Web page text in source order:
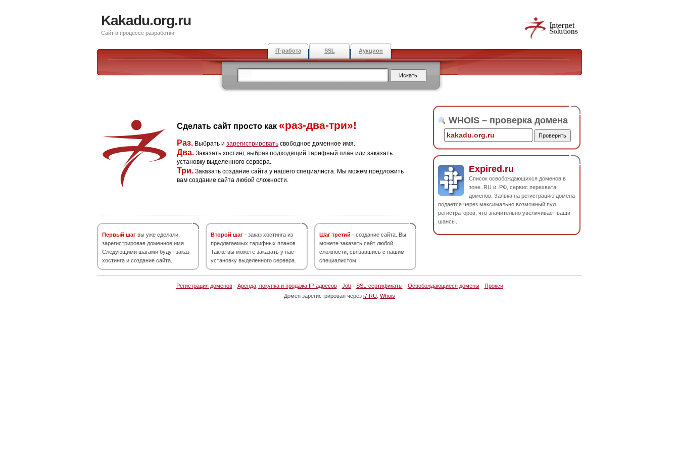
Kakadu.org.ru
Сайт в процессе разработки
IT-работа SSL Аукцион
Сделать сайт просто как «раз-два-три»!
Раз. Выбрать и зарегистрировать свободное доменное имя.
Два. Заказать хостинг, выбрав подходящий тарифный план или заказать
установку выделенного сервера.
Три. Заказать создание сайта у нашего специалиста. Мы можем предложить
вам создание сайта любой сложности.
Первый шаг вы уже сделали,
зарегистрировав доменное имя.
Следующими шагами будут заказ
хостинга и создание сайта.
Второй шаг - заказ хостинга из
предлагаемых тарифных планов.
Также вы можете заказать у нас
установку выделенного сервера.
Шаг третий - создание сайта. Вы
можете заказать сайт любой
сложности, связавшись с нашим
специалистом.
WHOIS – проверка домена
Expired.ru
Список освобождающихся доменов в
зоне .RU и .РФ, сервис перехвата
доменов. Заявка на регистрацию домена
подается через максимально возможный пул
регистраторов, что значительно увеличивает ваши
шансы.
Регистрация доменов· Аренда, покупка и продажа IP-адресов· Job· SSL-сертификаты· Освобождающиеся домены· Прокси
Домен зарегистрирован через i7.RU Whois